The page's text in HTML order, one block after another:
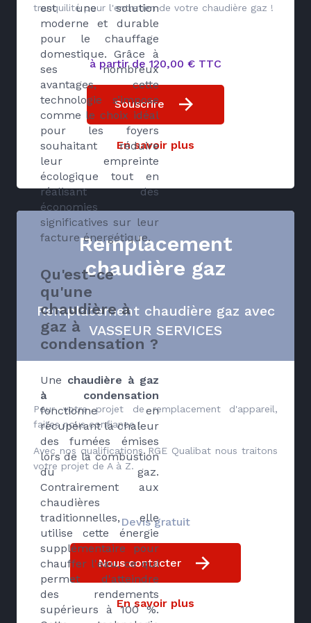
est une solution
moderne et durable
pour le chauffage
domestique. Grâce à
ses nombreux
avantages, cette
technologie s’impose
comme le choix idéal
pour les foyers
souhaitant réduire
leur empreinte
écologique tout en
réalisant des
économies
significatives sur leur
facture énergétique.
Qu'est-ce
qu'une
chaudière à
gaz à
condensation ?
Une chaudière à gaz
à condensation
fonctionne en
récupérant la chaleur
des fumées émises
lors de la combustion
du gaz.
Contrairement aux
chaudières
traditionnelles, elle
utilise cette énergie
supplémentaire pour
chauffer l'eau, ce qui
permet d'atteindre
des rendements
supérieurs à 100 %.
tranquilité pour l'entretien de votre chaudière gaz !
à partir de 120,00 € TTC
Souscrire
En savoir plus
Remplacement
chaudière gaz
Remplacement chaudière gaz avec
VASSEUR SERVICES
Pour votre projet de remplacement d'appareil,
faites nous confiance !
Avec nos qualifications RGE Qualibat nous traitons
votre projet de A à Z.
Devis gratuit
Nous contacter
En savoir plus